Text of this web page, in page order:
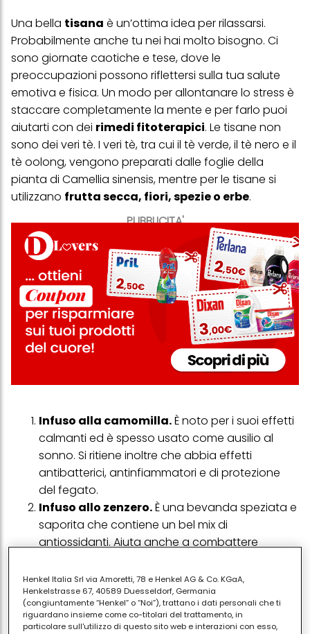
PUBBLICITA'
Una bella tisana è un’ottima idea per rilassarsi.
Probabilmente anche tu nei hai molto bisogno. Ci
sono giornate caotiche e tese, dove le
preoccupazioni possono riflettersi sulla tua salute
emotiva e fisica. Un modo per allontanare lo stress è
staccare completamente la mente e per farlo puoi
aiutarti con dei rimedi fitoterapici. Le tisane non
sono dei veri tè. I veri tè, tra cui il tè verde, il tè nero e il
tè oolong, vengono preparati dalle foglie della
pianta di Camellia sinensis, mentre per le tisane si
utilizzano frutta secca, fiori, spezie o erbe.
Infuso alla camomilla.È noto per i suoi effetti
calmanti ed è spesso usato come ausilio al
sonno. Si ritiene inoltre che abbia effetti
antibatterici, antinfiammatori e di protezione
del fegato.
Infuso allo zenzero.È una bevanda speziata e
saporita che contiene un bel mix di
antiossidanti. Aiuta anche a combattere
ma è più noto per essere un rimedio efficace
per la nausea. Lo zenzero può anche aiutare ad
alleviare la dismenorrea o il dolore mestruale.
Infuso all'ibisco.È fatto con i fiori colorati di
Henkel Italia Srl via Amoretti, 78 e Henkel AG & Co. KGaA,
Henkelstrasse 67, 40589 Duesseldorf, Germania
(congiuntamente “Henkel” o “Noi”), trattano i dati personali che ti
riguardano insieme come co-titolari del trattamento, in
particolare sull'utilizzo di questo sito web e interazioni con esso,